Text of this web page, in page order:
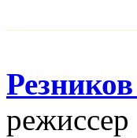
режисcер